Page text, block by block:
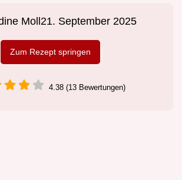
Moll 21. September 2025
Zum Rezept springen
4.38 (13 Bewertungen)